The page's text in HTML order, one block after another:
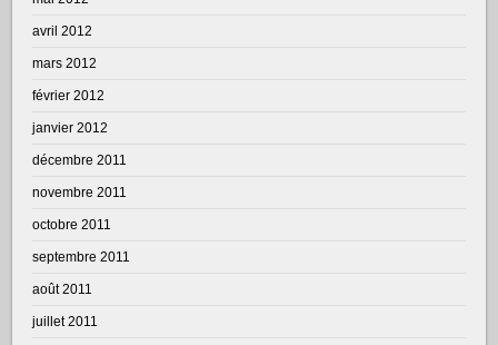
avril 2012
mars 2012
février 2012
janvier 2012
décembre 2011
novembre 2011
octobre 2011
septembre 2011
août 2011
juillet 2011